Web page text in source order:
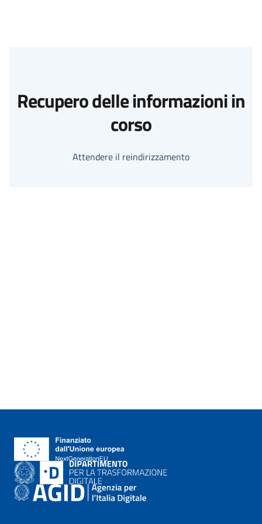
Recupero delle informazioni in
corso
Attendere il reindirizzamento